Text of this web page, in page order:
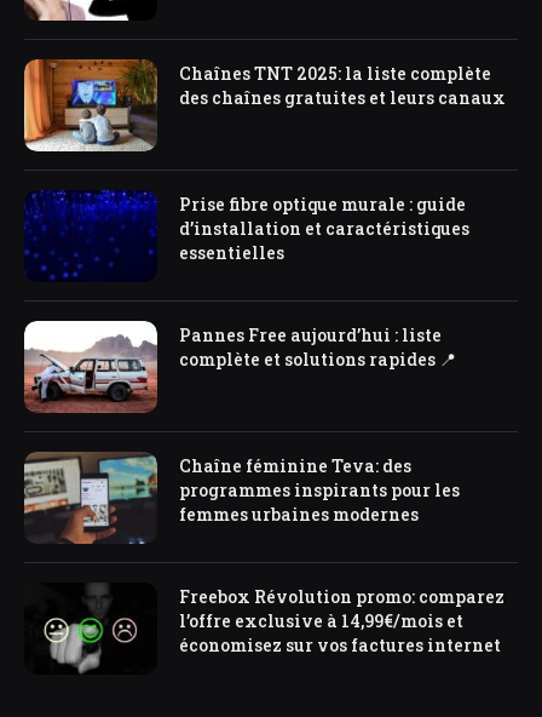
Chaînes TNT 2025: la liste complète
des chaînes gratuites et leurs canaux
Prise fibre optique murale : guide
d’installation et caractéristiques
essentielles
Pannes Free aujourd’hui : liste
complète et solutions rapides 📍
Chaîne féminine Teva: des
programmes inspirants pour les
femmes urbaines modernes
Freebox Révolution promo: comparez
l’offre exclusive à 14,99€/mois et
économisez sur vos factures internet